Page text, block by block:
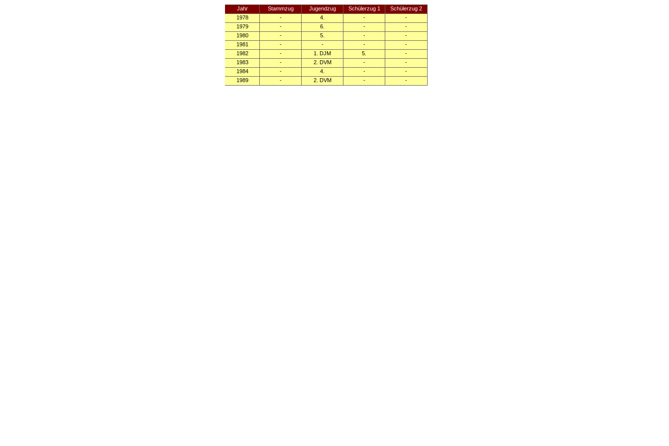
Jahr Stammzug Jugendzug Schülerzug 1
Schülerzug 2
1978
- 4. -
-
1979
- 6. -
-
1980
- 5. -
-
1981
- - -
-
1982
- 1. DJM 5.
-
1983
- 2. DVM -
-
1984
- 4. -
-
1989
- 2. DVM - -